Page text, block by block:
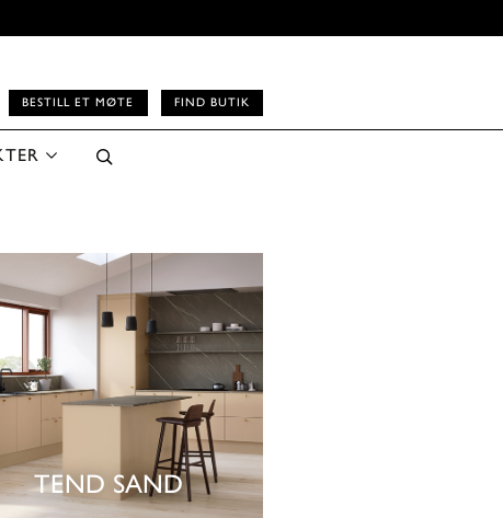
BESTILL ET MØTE FIND BUTIK
TEND SAND